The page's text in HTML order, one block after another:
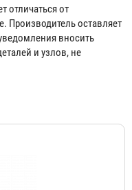
отличаться от
Производитель оставляет
вносить
и узлов, не